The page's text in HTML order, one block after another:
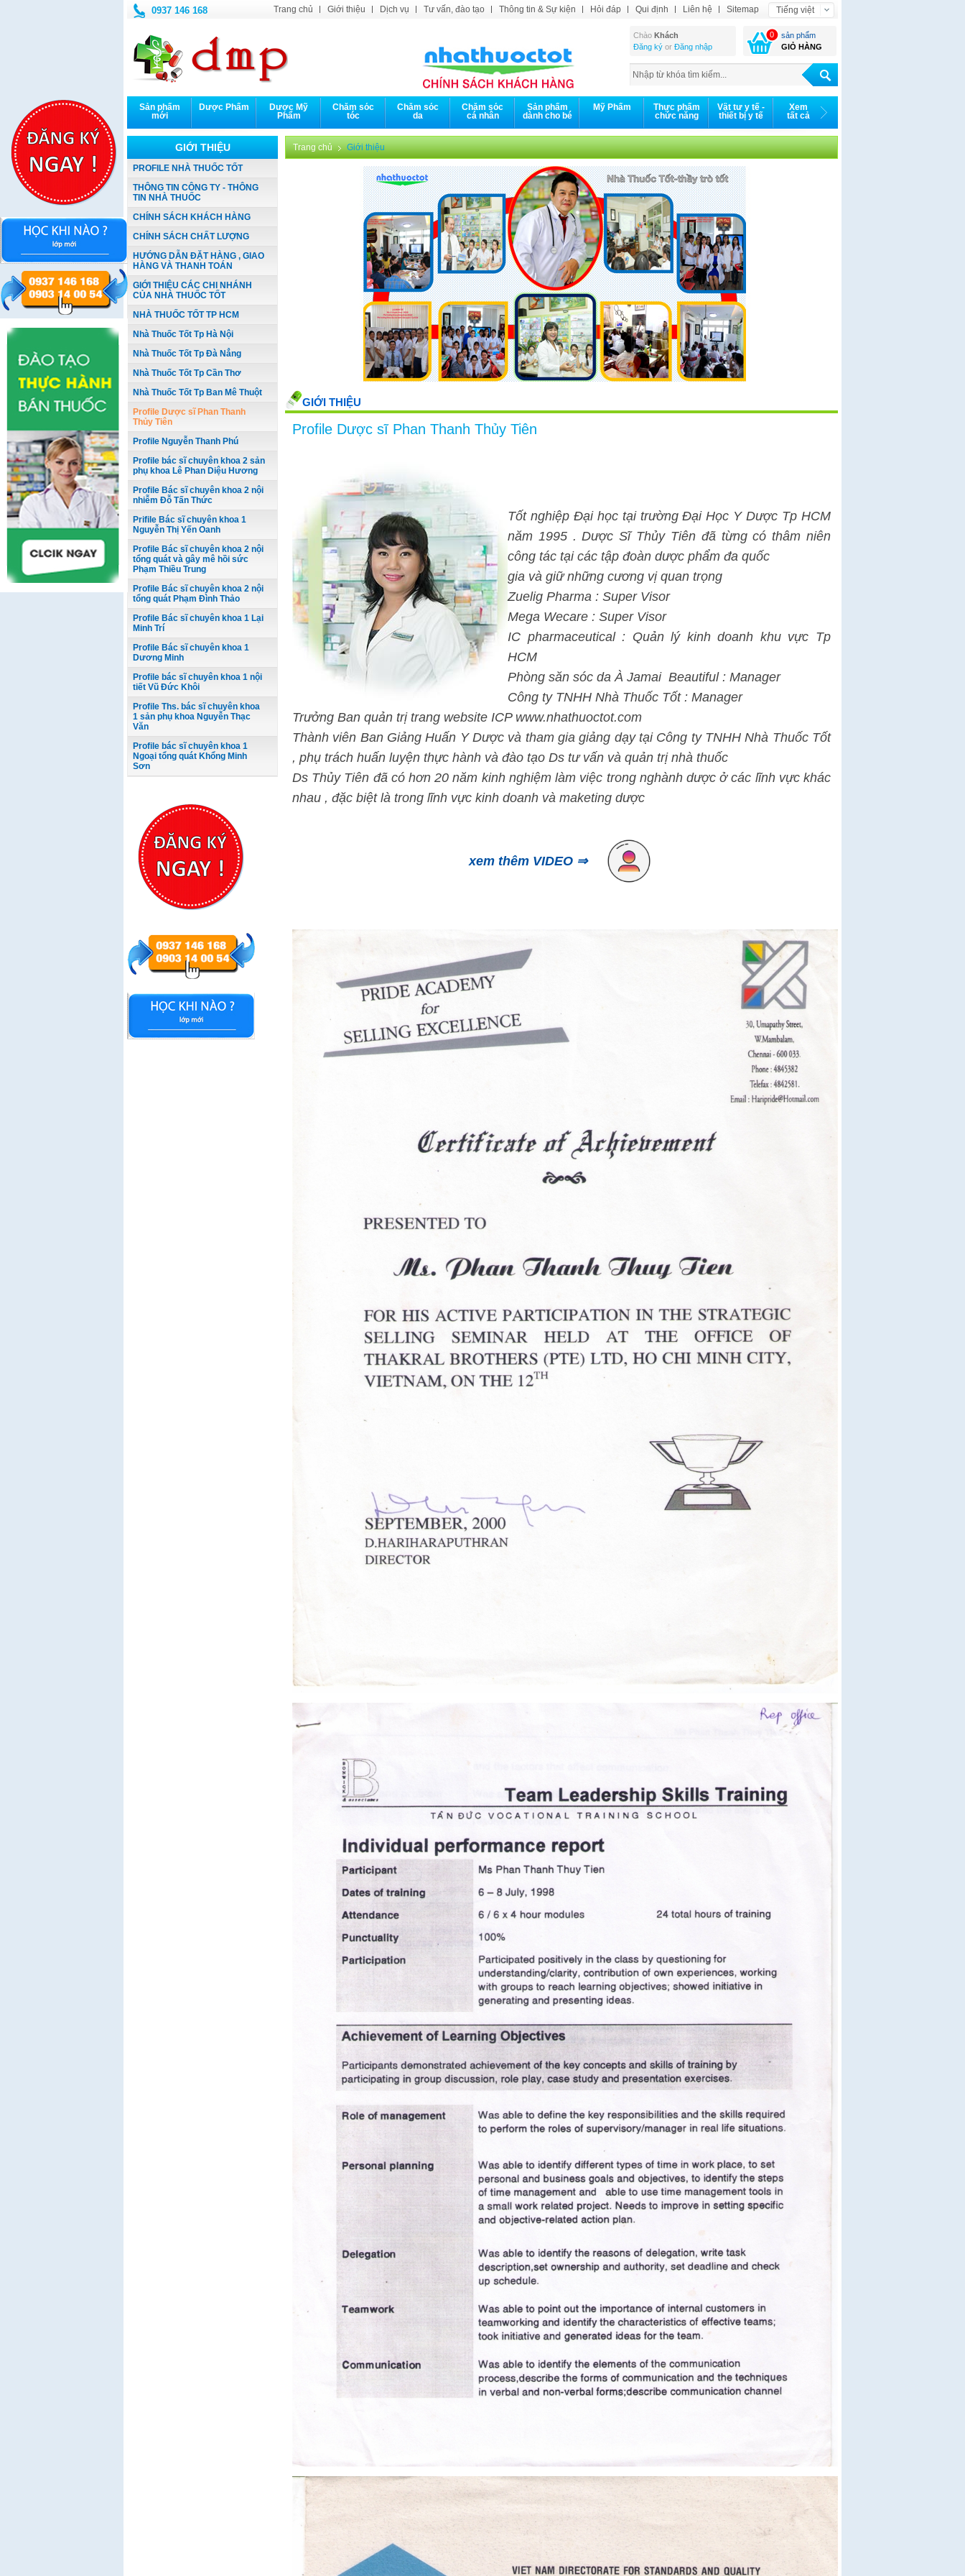
0937 146 168 Trang chủ Giới thiệu Dịch vụ Tư vấn, đào tạo Thông tin & Sự kiện Hỏi đáp Qui định Liên hệ Sitemap Tiếng việt
Chào Khách
Đăng ký or Đăng nhập
0
sản phẩm
GIỎ HÀNG
Sản phẩm
mới
Dược Phẩm
Dược Mỹ
Phẩm
Chăm sóc
tóc
Chăm sóc
da
Chăm sóc
cá nhân
Sản phẩm
dành cho bé
Mỹ Phẩm
Thực phẩm
chức năng
Vật tư y tế -
thiết bị y tế
Xem
tất cả
GIỚI THIỆU
PROFILE NHÀ THUỐC TỐT
THÔNG TIN CÔNG TY - THÔNG
TIN NHÀ THUỐC
CHÍNH SÁCH KHÁCH HÀNG
CHÍNH SÁCH CHẤT LƯỢNG
HƯỚNG DẪN ĐẶT HÀNG , GIAO
HÀNG VÀ THANH TOÁN
GIỚI THIỆU CÁC CHI NHÁNH
CỦA NHÀ THUỐC TỐT
NHÀ THUỐC TỐT TP HCM
Nhà Thuốc Tốt Tp Hà Nội
Nhà Thuốc Tốt Tp Đà Nẳng
Nhà Thuốc Tốt Tp Cần Thơ
Nhà Thuốc Tốt Tp Ban Mê Thuột
Profile Dược sĩ Phan Thanh
Thủy Tiên
Profile Nguyễn Thanh Phú
Profile bác sĩ chuyên khoa 2 sản
phụ khoa Lê Phan Diệu Hương
Profile Bác sĩ chuyên khoa 2 nội
nhiễm Đỗ Tấn Thức
Prifile Bác sĩ chuyên khoa 1
Nguyễn Thị Yến Oanh
Profile Bác sĩ chuyên khoa 2 nội
tổng quát và gây mê hồi sức
Phạm Thiều Trung
Profile Bác sĩ chuyên khoa 2 nội
tổng quát Phạm Đình Thảo
Profile Bác sĩ chuyên khoa 1 Lại
Minh Trí
Profile Bác sĩ chuyên khoa 1
Dương Minh
Profile bác sĩ chuyên khoa 1 nội
tiết Vũ Đức Khôi
Profile Ths. bác sĩ chuyên khoa
1 sản phụ khoa Nguyễn Thạc
Văn
Profile bác sĩ chuyên khoa 1
Ngoại tổng quát Khổng Minh
Sơn
Trang chủ Giới thiệu
GIỚI THIỆU
Profile Dược sĩ Phan Thanh Thủy Tiên
Tốt nghiệp Đại học tại trường Đại Học Y Dược Tp HCM
năm 1995 . Dược Sĩ Thủy Tiên đã từng có thâm niên
công tác tại các tập đoàn dược phẩm đa quốc
gia và giữ những cương vị quan trọng
Zuelig Pharma : Super Visor
Mega Wecare : Super Visor
IC pharmaceutical : Quản lý kinh doanh khu vực Tp
HCM
Phòng săn sóc da À Jamai Beautiful : Manager
Công ty TNHH Nhà Thuốc Tốt : Manager
Trưởng Ban quản trị trang website ICP www.nhathuoctot.com
Thành viên Ban Giảng Huấn Y Dược và tham gia giảng dạy tại Công ty TNHH Nhà Thuốc Tốt
, phụ trách huấn luyện thực hành và đào tạo Ds tư vấn và quản trị nhà thuốc
Ds Thủy Tiên đã có hơn 20 năm kinh nghiệm làm việc trong nghành dược ở các lĩnh vực khác
nhau , đặc biệt là trong lĩnh vực kinh doanh và maketing dược
xem thêm VIDEO ⇒